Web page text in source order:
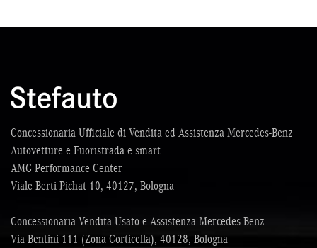
Concessionaria Ufficiale di Vendita ed Assistenza Mercedes-Benz
Autovetture e Fuoristrada e smart.
AMG Performance Center
Viale Berti Pichat 10, 40127, Bologna
Concessionaria Vendita Usato e Assistenza Mercedes-Benz.
Via Bentini 111 (Zona Corticella), 40128, Bologna